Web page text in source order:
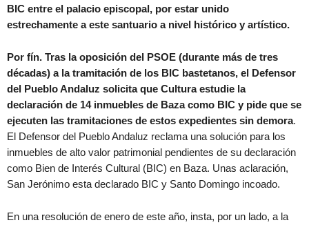
BIC entre el palacio episcopal, por estar unido
estrechamente a este santuario a nivel histórico y artístico.
Por fín. Tras la oposición del PSOE (durante más de tres
décadas) a la tramitación de los BIC bastetanos, el Defensor
del Pueblo Andaluz solicita que Cultura estudie la
declaración de 14 inmuebles de Baza como BIC y pide que se
ejecuten las tramitaciones de estos expedientes sin demora.
El Defensor del Pueblo Andaluz reclama una solución para los
inmuebles de alto valor patrimonial pendientes de su declaración
como Bien de Interés Cultural (BIC) en Baza. Unas aclaración,
San Jerónimo esta declarado BIC y Santo Domingo incoado.
En una resolución de enero de este año, insta, por un lado, a la